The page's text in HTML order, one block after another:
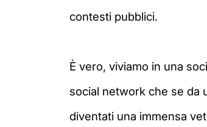
contesti pubblici.
È vero, viviamo in una
social network che se da
diventati una immensa